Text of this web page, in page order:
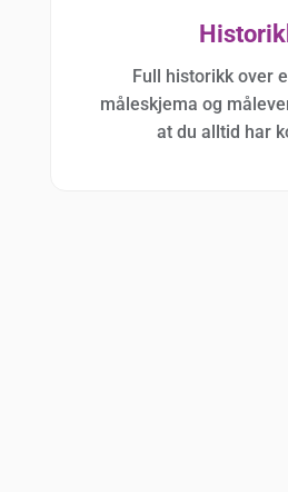
Full historikk over
måleskjema og
at du alltid har